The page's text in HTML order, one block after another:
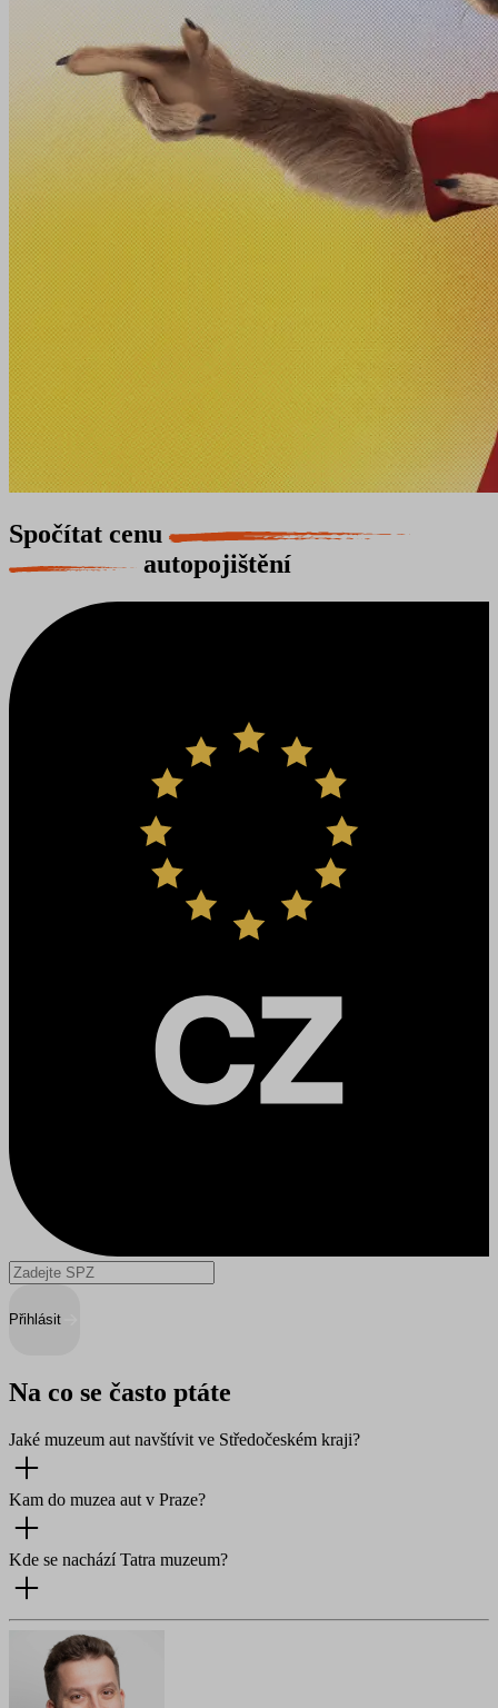
Spočítat cenu
autopojištění
Přihlásit
Na co se často ptáte
Jaké muzeum aut navštívit ve Středočeském kraji?
Kam do muzea aut v Praze?
Kde se nachází Tatra muzeum?